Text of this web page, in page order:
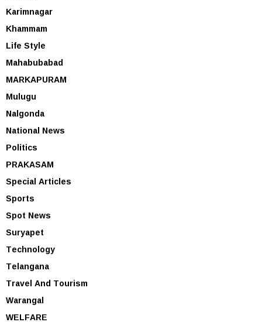
Karimnagar
Khammam
Life Style
Mahabubabad
MARKAPURAM
Mulugu
Nalgonda
National News
Politics
PRAKASAM
Special Articles
Sports
Spot News
Suryapet
Technology
Telangana
Travel And Tourism
Warangal
WELFARE